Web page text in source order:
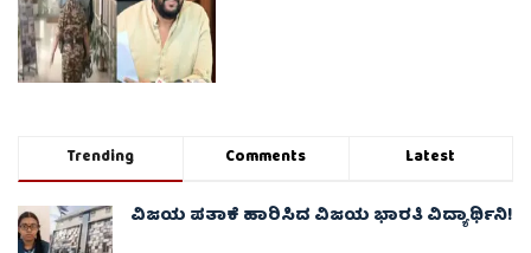
Trending Comments Latest
ವಿಜಯ ಪತಾಕೆ ಹಾರಿಸಿದ ವಿಜಯ ಭಾರತಿ ವಿದ್ಯಾರ್ಥಿನಿ!